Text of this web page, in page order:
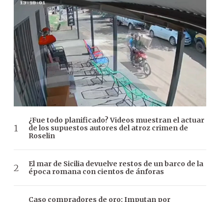
¿Fue todo planificado? Videos muestran el actuar
de los supuestos autores del atroz crimen de
Roselin
El mar de Sicilia devuelve restos de un barco de la
época romana con cientos de ánforas
Caso compradores de oro: Imputan por